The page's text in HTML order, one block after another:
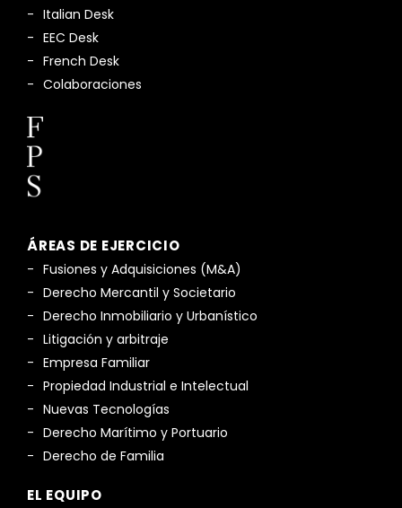
Italian Desk
EEC Desk
French Desk
Colaboraciones
ÁREAS DE EJERCICIO
Fusiones y Adquisiciones (M&A)
Derecho Mercantil y Societario
Derecho Inmobiliario y Urbanístico
Litigación y arbitraje
Empresa Familiar
Propiedad Industrial e Intelectual
Nuevas Tecnologías
Derecho Marítimo y Portuario
Derecho de Familia
EL EQUIPO